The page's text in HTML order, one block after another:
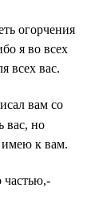
огорчения
я во всех
всех вас.
вам со
вас, но
имею к вам.
частью,-